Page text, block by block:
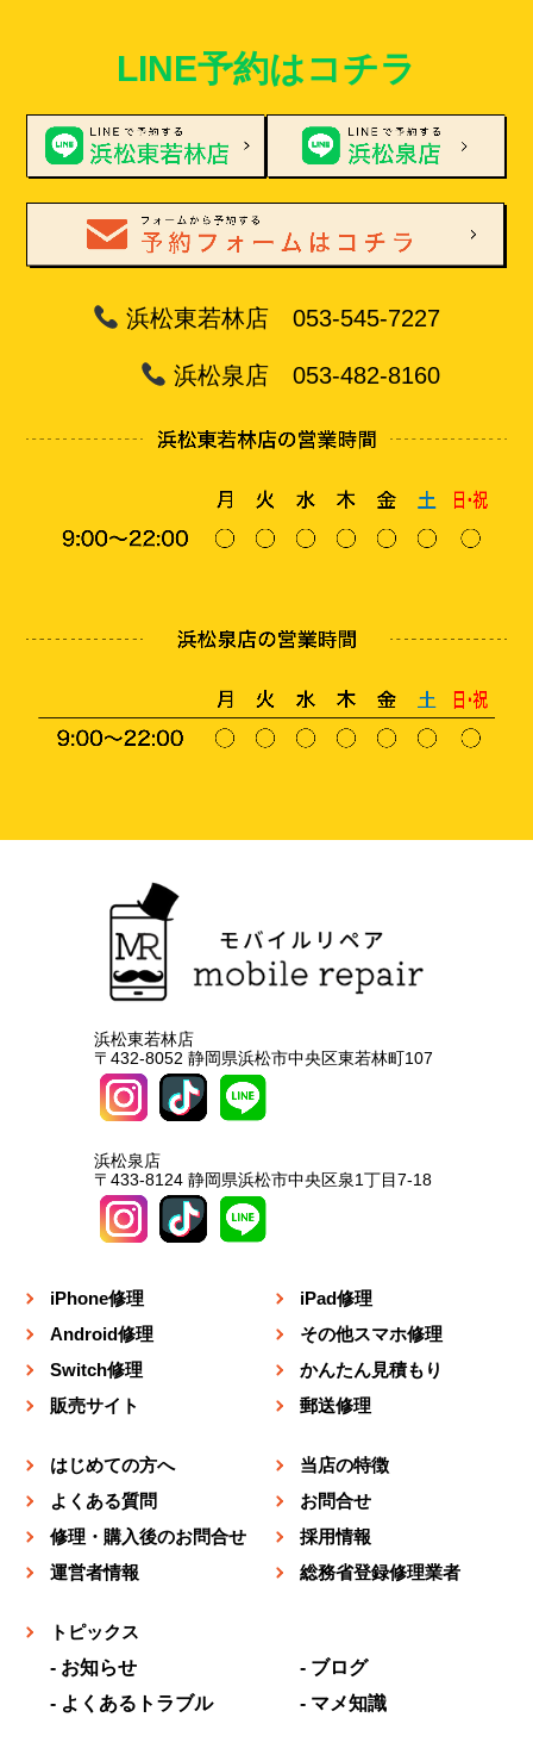
LINE予約はコチラ
浜松東若林店 053-545-7227
浜松泉店 053-482-8160
浜松東若林店
〒432-8052 静岡県浜松市中央区東若林町107
浜松泉店
〒433-8124 静岡県浜松市中央区泉1丁目7-18
iPhone修理
iPad修理
Android修理
その他スマホ修理
Switch修理
かんたん見積もり
販売サイト
郵送修理
はじめての方へ
当店の特徴
よくある質問
お問合せ
修理・購入後のお問合せ
採用情報
運営者情報
総務省登録修理業者
トピックス
お知らせ
ブログ
よくあるトラブル
マメ知識